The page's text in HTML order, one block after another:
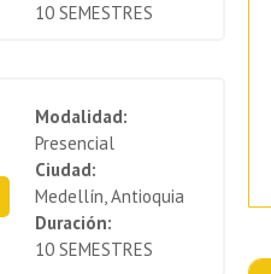
10 SEMESTRES
Modalidad:
Presencial
Ciudad:
Medellín, Antioquia
Duración:
10 SEMESTRES